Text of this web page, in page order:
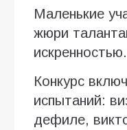
Маленькие
жюри
искренностью.
Конкурс
испытаний:
дефиле,